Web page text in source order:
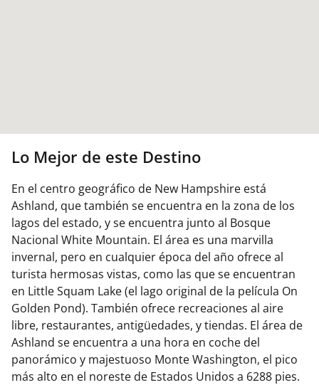
Lo Mejor de este Destino
En el centro geográfico de New Hampshire está
Ashland, que también se encuentra en la zona de los
lagos del estado, y se encuentra junto al Bosque
Nacional White Mountain. El área es una marvilla
invernal, pero en cualquier época del año ofrece al
turista hermosas vistas, como las que se encuentran
en Little Squam Lake (el lago original de la película On
Golden Pond). También ofrece recreaciones al aire
libre, restaurantes, antigüedades, y tiendas. El área de
Ashland se encuentra a una hora en coche del
panorámico y majestuoso Monte Washington, el pico
más alto en el noreste de Estados Unidos a 6288 pies.